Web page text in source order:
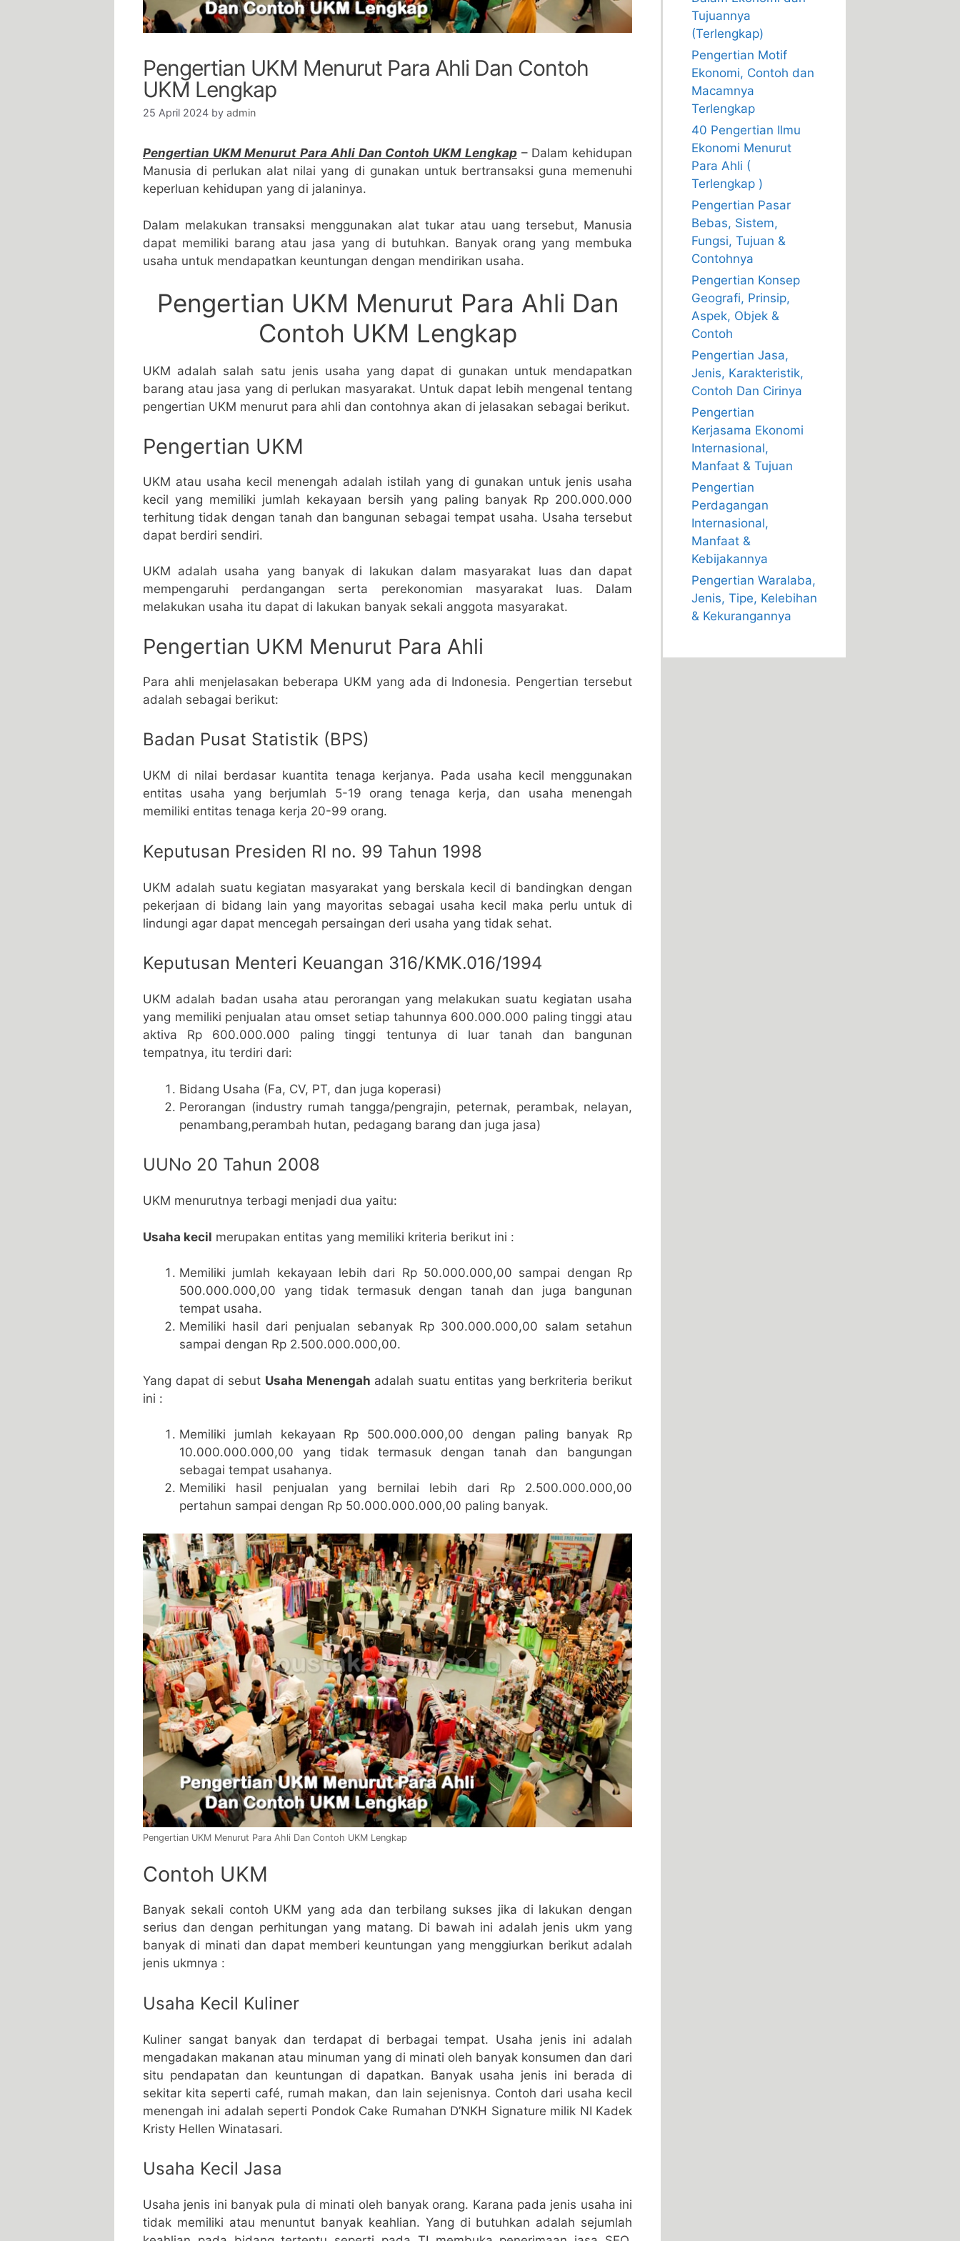
Pengertian UKM Menurut Para Ahli Dan Contoh
UKM Lengkap
25 April 2024 by admin
Pengertian UKM Menurut Para Ahli Dan Contoh UKM Lengkap – Dalam kehidupan
Manusia di perlukan alat nilai yang di gunakan untuk bertransaksi guna memenuhi
keperluan kehidupan yang di jalaninya.
Dalam melakukan transaksi menggunakan alat tukar atau uang tersebut, Manusia
dapat memiliki barang atau jasa yang di butuhkan. Banyak orang yang membuka
usaha untuk mendapatkan keuntungan dengan mendirikan usaha.
Pengertian UKM Menurut Para Ahli Dan
Contoh UKM Lengkap
UKM adalah salah satu jenis usaha yang dapat di gunakan untuk mendapatkan
barang atau jasa yang di perlukan masyarakat. Untuk dapat lebih mengenal tentang
pengertian UKM menurut para ahli dan contohnya akan di jelasakan sebagai berikut.
Pengertian UKM
UKM atau usaha kecil menengah adalah istilah yang di gunakan untuk jenis usaha
kecil yang memiliki jumlah kekayaan bersih yang paling banyak Rp 200.000.000
terhitung tidak dengan tanah dan bangunan sebagai tempat usaha. Usaha tersebut
dapat berdiri sendiri.
UKM adalah usaha yang banyak di lakukan dalam masyarakat luas dan dapat
mempengaruhi perdangangan serta perekonomian masyarakat luas. Dalam
melakukan usaha itu dapat di lakukan banyak sekali anggota masyarakat.
Pengertian UKM Menurut Para Ahli
Para ahli menjelasakan beberapa UKM yang ada di Indonesia. Pengertian tersebut
adalah sebagai berikut:
Badan Pusat Statistik (BPS)
UKM di nilai berdasar kuantita tenaga kerjanya. Pada usaha kecil menggunakan
entitas usaha yang berjumlah 5-19 orang tenaga kerja, dan usaha menengah
memiliki entitas tenaga kerja 20-99 orang.
Keputusan Presiden RI no. 99 Tahun 1998
UKM adalah suatu kegiatan masyarakat yang berskala kecil di bandingkan dengan
pekerjaan di bidang lain yang mayoritas sebagai usaha kecil maka perlu untuk di
lindungi agar dapat mencegah persaingan deri usaha yang tidak sehat.
Keputusan Menteri Keuangan 316/KMK.016/1994
UKM adalah badan usaha atau perorangan yang melakukan suatu kegiatan usaha
yang memiliki penjualan atau omset setiap tahunnya 600.000.000 paling tinggi atau
aktiva Rp 600.000.000 paling tinggi tentunya di luar tanah dan bangunan
tempatnya, itu terdiri dari:
Bidang Usaha (Fa, CV, PT, dan juga koperasi)
Perorangan (industry rumah tangga/pengrajin, peternak, perambak, nelayan,
penambang,perambah hutan, pedagang barang dan juga jasa)
UUNo 20 Tahun 2008
UKM menurutnya terbagi menjadi dua yaitu:
Usaha kecil merupakan entitas yang memiliki kriteria berikut ini :
Memiliki jumlah kekayaan lebih dari Rp 50.000.000,00 sampai dengan Rp
500.000.000,00 yang tidak termasuk dengan tanah dan juga bangunan
tempat usaha.
Memiliki hasil dari penjualan sebanyak Rp 300.000.000,00 salam setahun
sampai dengan Rp 2.500.000.000,00.
Yang dapat di sebut Usaha Menengah adalah suatu entitas yang berkriteria berikut
ini :
Memiliki jumlah kekayaan Rp 500.000.000,00 dengan paling banyak Rp
10.000.000.000,00 yang tidak termasuk dengan tanah dan bangungan
sebagai tempat usahanya.
Memiliki hasil penjualan yang bernilai lebih dari Rp 2.500.000.000,00
pertahun sampai dengan Rp 50.000.000.000,00 paling banyak.
Pengertian UKM Menurut Para Ahli Dan Contoh UKM Lengkap
Contoh UKM
Banyak sekali contoh UKM yang ada dan terbilang sukses jika di lakukan dengan
serius dan dengan perhitungan yang matang. Di bawah ini adalah jenis ukm yang
banyak di minati dan dapat memberi keuntungan yang menggiurkan berikut adalah
jenis ukmnya :
Usaha Kecil Kuliner
Kuliner sangat banyak dan terdapat di berbagai tempat. Usaha jenis ini adalah
mengadakan makanan atau minuman yang di minati oleh banyak konsumen dan dari
situ pendapatan dan keuntungan di dapatkan. Banyak usaha jenis ini berada di
sekitar kita seperti café, rumah makan, dan lain sejenisnya. Contoh dari usaha kecil
menengah ini adalah seperti Pondok Cake Rumahan D’NKH Signature milik NI Kadek
Kristy Hellen Winatasari.
Usaha Kecil Jasa
Usaha jenis ini banyak pula di minati oleh banyak orang. Karana pada jenis usaha ini
tidak memiliki atau menuntut banyak keahlian. Yang di butuhkan adalah sejumlah
Tujuannya
(Terlengkap)
Pengertian Motif
Ekonomi, Contoh dan
Macamnya
Terlengkap
40 Pengertian Ilmu
Ekonomi Menurut
Para Ahli (
Terlengkap )
Pengertian Pasar
Bebas, Sistem,
Fungsi, Tujuan &
Contohnya
Pengertian Konsep
Geografi, Prinsip,
Aspek, Objek &
Contoh
Pengertian Jasa,
Jenis, Karakteristik,
Contoh Dan Cirinya
Pengertian
Kerjasama Ekonomi
Internasional,
Manfaat & Tujuan
Pengertian
Perdagangan
Internasional,
Manfaat &
Kebijakannya
Pengertian Waralaba,
Jenis, Tipe, Kelebihan
& Kekurangannya